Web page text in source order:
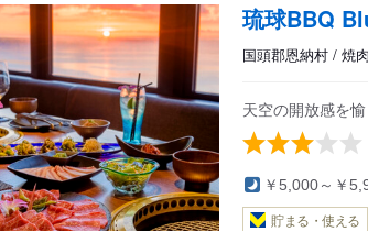
琉球BBQ
国頭郡恩納村 / 焼
天空の開放感を
￥5,000～￥
貯まる・使える